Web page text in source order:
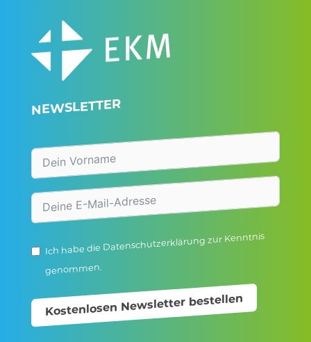
NEWSLETTER
Ich habe die Datenschutzerklärungzur Kenntnis
genommen.
Kostenlosen Newsletter bestellen